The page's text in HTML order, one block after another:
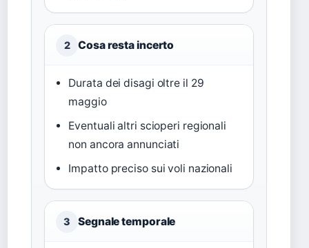
2 Cosa resta incerto
Durata dei disagi oltre il 29
maggio
Eventuali altri scioperi regionali
non ancora annunciati
Impatto preciso sui voli nazionali
3 Segnale temporale